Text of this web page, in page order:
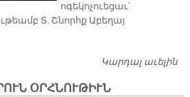
ոգեկոչուեցաւ՝
Տ. Շնորհք Աբեղայ
Կարդալ աւելին
ՕՐՀՆՈՒԹԻՒՆ